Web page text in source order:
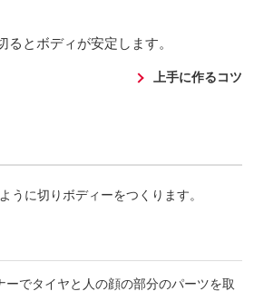
るとボディが安定します。
上手に作るコツ
うに切りボディーをつくります。
ーでタイヤと人の顔の部分のパーツを取